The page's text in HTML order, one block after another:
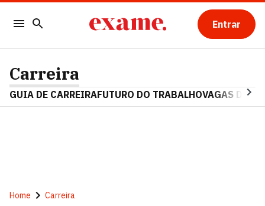
Entrar
Carreira
GUIA DE CARREIRAFUTURO DO TRABALHOVAGAS DE
Home Carreira